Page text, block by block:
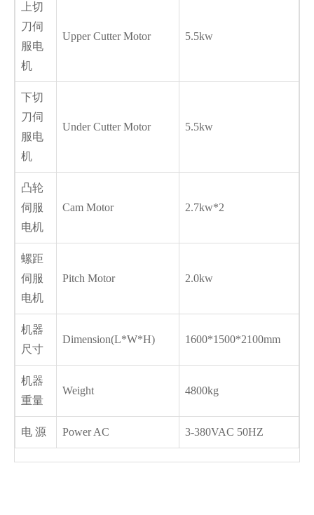
上切
刀伺
服电
机
Upper Cutter Motor 5.5kw
下切
刀伺
服电
机
Under Cutter Motor 5.5kw
凸轮
伺服
电机
Cam Motor 2.7kw*2
螺距
伺服
电机
Pitch Motor 2.0kw
机器
尺寸
Dimension(L*W*H) 1600*1500*2100mm
机器
重量
Weight 4800kg
电 源 Power AC 3-380VAC 50HZ